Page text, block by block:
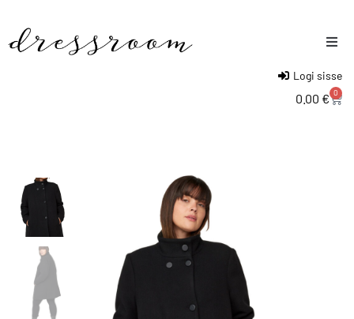
Logi sisse
0.00 € 0